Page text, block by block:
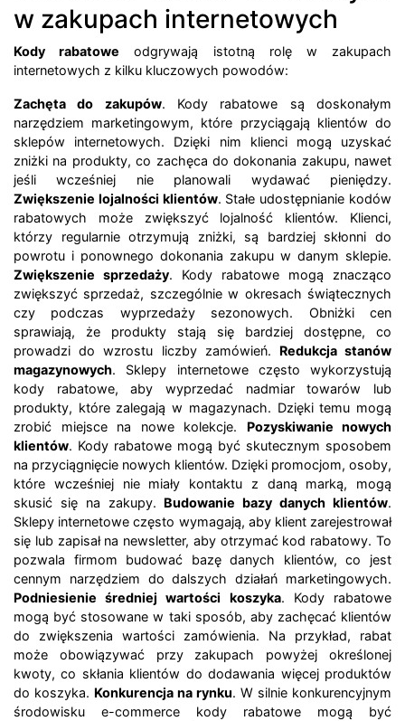
w zakupach internetowych
Kody rabatowe odgrywają istotną rolę w zakupach
internetowych z kilku kluczowych powodów:
Zachęta do zakupów. Kody rabatowe są doskonałym
narzędziem marketingowym, które przyciągają klientów do
sklepów internetowych. Dzięki nim klienci mogą uzyskać
zniżki na produkty, co zachęca do dokonania zakupu, nawet
jeśli wcześniej nie planowali wydawać pieniędzy.
Zwiększenie lojalności klientów. Stałe udostępnianie kodów
rabatowych może zwiększyć lojalność klientów. Klienci,
którzy regularnie otrzymują zniżki, są bardziej skłonni do
powrotu i ponownego dokonania zakupu w danym sklepie.
Zwiększenie sprzedaży. Kody rabatowe mogą znacząco
zwiększyć sprzedaż, szczególnie w okresach świątecznych
czy podczas wyprzedaży sezonowych. Obniżki cen
sprawiają, że produkty stają się bardziej dostępne, co
prowadzi do wzrostu liczby zamówień. Redukcja stanów
magazynowych. Sklepy internetowe często wykorzystują
kody rabatowe, aby wyprzedać nadmiar towarów lub
produkty, które zalegają w magazynach. Dzięki temu mogą
zrobić miejsce na nowe kolekcje. Pozyskiwanie nowych
klientów. Kody rabatowe mogą być skutecznym sposobem
na przyciągnięcie nowych klientów. Dzięki promocjom, osoby,
które wcześniej nie miały kontaktu z daną marką, mogą
skusić się na zakupy. Budowanie bazy danych klientów.
Sklepy internetowe często wymagają, aby klient zarejestrował
się lub zapisał na newsletter, aby otrzymać kod rabatowy. To
pozwala firmom budować bazę danych klientów, co jest
cennym narzędziem do dalszych działań marketingowych.
Podniesienie średniej wartości koszyka. Kody rabatowe
mogą być stosowane w taki sposób, aby zachęcać klientów
do zwiększenia wartości zamówienia. Na przykład, rabat
może obowiązywać przy zakupach powyżej określonej
kwoty, co skłania klientów do dodawania więcej produktów
do koszyka. Konkurencja na rynku. W silnie konkurencyjnym
środowisku e-commerce kody rabatowe mogą być